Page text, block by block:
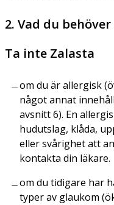
2. Vad du
Ta inte Zalasta
om du är allergisk
något annat
avsnitt 6). En
hudutslag, klåda,
eller svårighet att
kontakta din läkare.
om du tidigare har
typer av glaukom